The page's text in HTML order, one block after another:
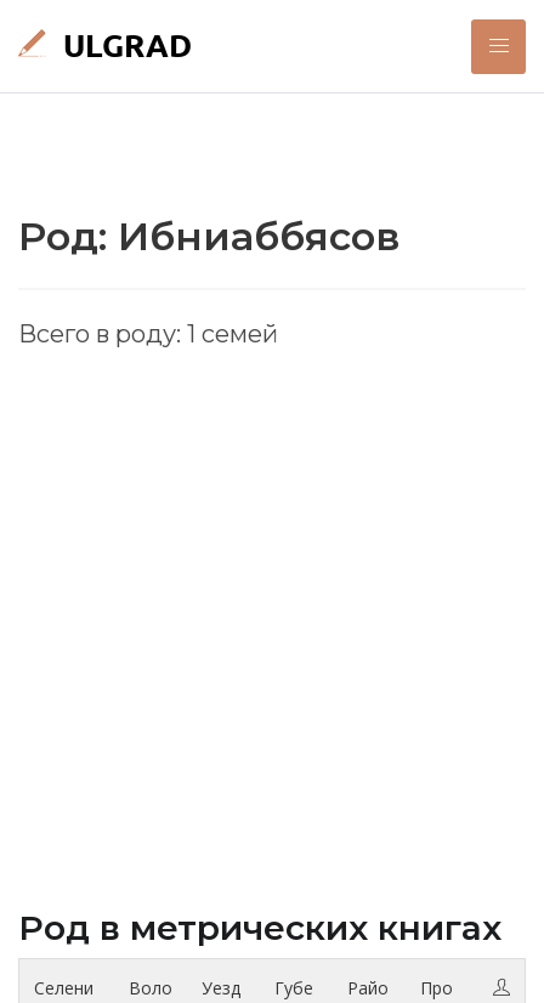
Род: Ибниаббясов
Всего в роду: 1 семей
Род в метрических книгах
Селени
Воло
Уезд
Губе
Райо
Про